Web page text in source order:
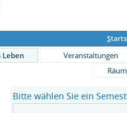
S
Leben
Veranstaltungen
Bitte wählen Sie ein